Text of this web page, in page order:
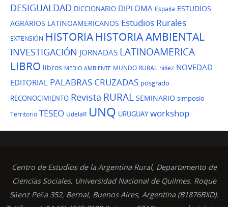
DESIGUALDAD DICCIONARIO DIPLOMA España ESTUDIOS
AGRARIOS LATINOAMERICANOS Estudios Rurales
EXTENSIÓN HISTORIA HISTORIA AMBIENTAL
INVESTIGACIÓN JORNADAS LATINOAMERICA
LIBRO libros MEDIO AMBIENTE MUNDO RURAL niñez NOVEDAD
EDITORIAL PALABRAS CRUZADAS posgrado
RECONOCIMIENTO Revista RURAL SEMINARIO simposio
Territorio TESEO UdelaR UNQ URUGUAY workshop
Centro de Estudios de la Argentina Rural, Departamento de
Ciencias Sociales, Universidad Nacional de Quilmes. Roque
Sáenz Peña 352, Bernal, Buenos Aires, Argentina (B1876BXD).